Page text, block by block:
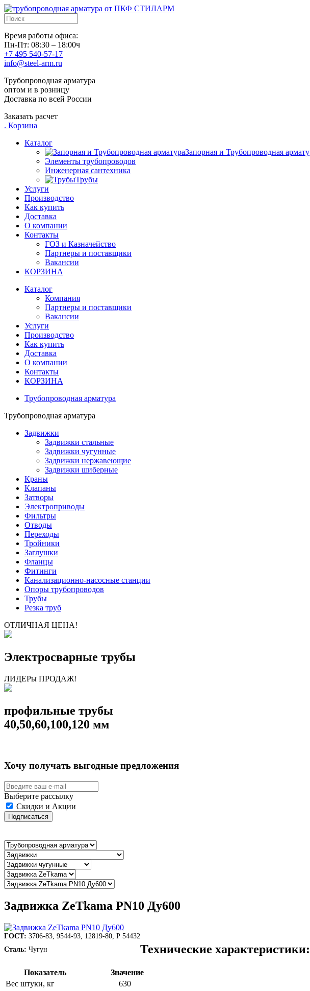
Время работы офиса:
Пн-Пт: 08:30 – 18:00ч
+7 495 540-57-17
info@steel-arm.ru
Трубопроводная арматура
оптом и в розницу
Доставка по всей России
Заказать расчет
. Корзина
Каталог
Запорная и Трубопроводная
Элементы трубопроводов
Инженерная сантехника
Трубы
Услуги
Производство
Как купить
Доставка
О компании
Контакты
ГОЗ и Казначейство
Партнеры и поставщики
Вакансии
КОРЗИНА
Каталог
Компания
Партнеры и поставщики
Вакансии
Услуги
Производство
Как купить
Доставка
О компании
Контакты
КОРЗИНА
Трубопроводная арматура
Трубопроводная арматура
Задвижки
Задвижки стальные
Задвижки чугунные
Задвижки нержавеющие
Задвижки шиберные
Краны
Клапаны
Затворы
Электроприводы
Фильтры
Отводы
Переходы
Тройники
Заглушки
Фланцы
Фитинги
Канализационно-насосные станции
Опоры трубопроводов
Трубы
Резка труб
ОТЛИЧНАЯ ЦЕНА!
Электросварные трубы
ЛИДЕРы ПРОДАЖ!
профильные трубы
40,50,60,100,120 мм
Хочу получать выгодные предложения
Выберите рассылку
Скидки и Акции
Подписаться
Задвижка ZeТkama PN10 Ду600
ГОСТ: 3706-83, 9544-93, 12819-80, Р 54432
Сталь: Чугун Технические
Показатель
Значение
Вес штуки, кг
630